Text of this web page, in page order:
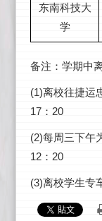
东南科技大
学
备注：学期中
(1)离校往捷运
17：20
(2)每周三下午
12：20
(3)离校学生专